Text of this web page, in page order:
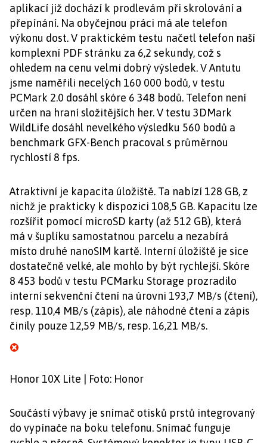
aplikací již dochází k prodlevám při skrolování a
přepínání. Na obyčejnou práci má ale telefon
výkonu dost. V praktickém testu načetl telefon naší
komplexní PDF stránku za 6,2 sekundy, což s
ohledem na cenu velmi dobrý výsledek. V Antutu
jsme naměřili necelých 160 000 bodů, v testu
PCMark 2.0 dosáhl skóre 6 348 bodů. Telefon není
určen na hraní složitějších her. V testu 3DMark
WildLife dosáhl nevelkého výsledku 560 bodů a
benchmark GFX-Bench pracoval s průměrnou
rychlostí 8 fps.
Atraktivní je kapacita úložiště. Ta nabízí 128 GB, z
nichž je prakticky k dispozici 108,5 GB. Kapacitu lze
rozšířit pomocí microSD karty (až 512 GB), která
má v šuplíku samostatnou parcelu a nezabírá
místo druhé nanoSIM kartě. Interní úložiště je sice
dostatečně velké, ale mohlo by být rychlejší. Skóre
8 453 bodů v testu PCMarku Storage prozradilo
interní sekvenční čtení na úrovni 193,7 MB/s (čtení),
resp. 110,4 MB/s (zápis), ale náhodné čtení a zápis
činily pouze 12,59 MB/s, resp. 16,21 MB/s.
Honor 10X Lite | Foto: Honor
Součástí výbavy je snímač otisků prstů integrovaný
do vypínače na boku telefonu. Snímač funguje